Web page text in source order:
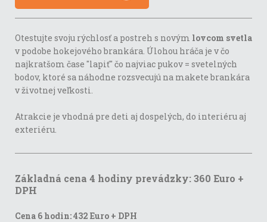
Otestujte svoju rýchlosť a postreh s novým lovcom svetla
v podobe hokejového brankára. Úlohou hráča je v čo
najkratšom čase "lapiť" čo najviac pukov = svetelných
bodov, ktoré sa náhodne rozsvecujú na makete brankára
v životnej veľkosti.
Atrakcie je vhodná pre deti aj dospelých, do interiéru aj
exteriéru.
Základná cena 4 hodiny prevádzky: 360 Euro +
DPH
Cena 6 hodin: 432 Euro + DPH